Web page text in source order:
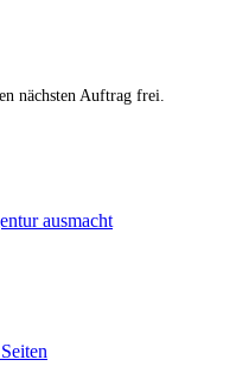
nächsten Auftrag frei.